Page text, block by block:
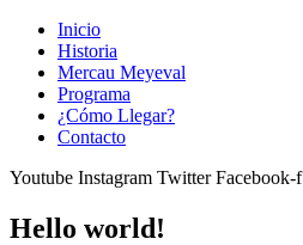
Inicio
Historia
Mercau Meyeval
Programa
¿Cómo Llegar?
Contacto
Youtube Instagram Twitter Facebook-f
Hello world!